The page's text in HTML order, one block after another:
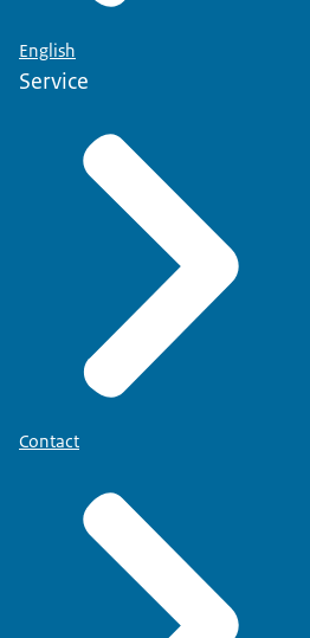
English
Service
Contact